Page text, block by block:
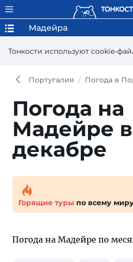
Тонкости используют сookie-
Мадейра
Португалия Погода в
Погода на
Мадейре в
декабре
Горящие туры по всему
Погода на Мадейре по